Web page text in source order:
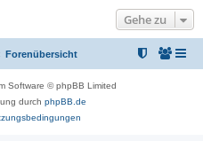
Gehe zu
Forenübersicht
Software © phpBB Limited
durch phpBB.de